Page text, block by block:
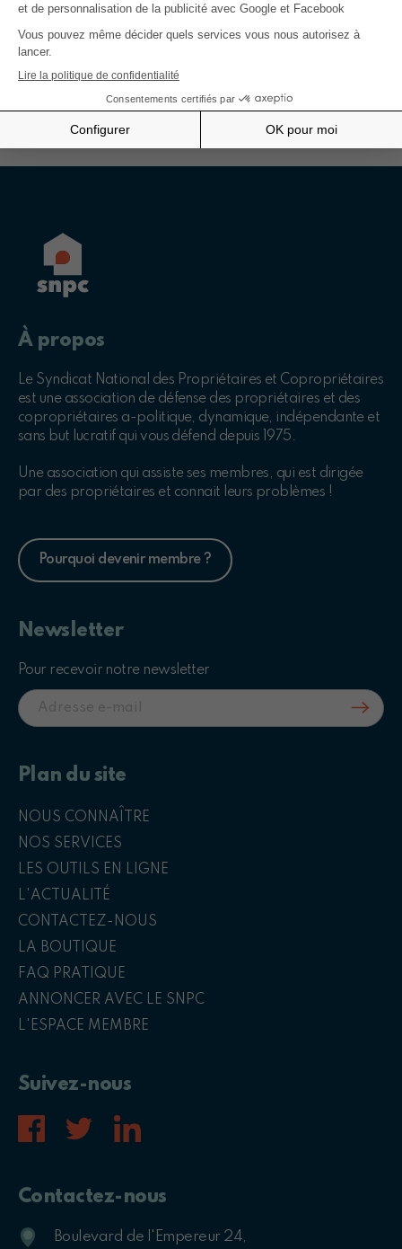
À propos
Le Syndicat National des Propriétaires et Copropriétaires
est une association de défense des propriétaires et des
copropriétaires a-politique, dynamique, indépendante et
sans but lucratif qui vous défend depuis 1975.
Une association qui assiste ses membres, qui est dirigée
par des propriétaires et connait leurs problèmes !
Pourquoi devenir membre ?
Newsletter
Pour recevoir notre newsletter
Suivez-nous
Plan du site
NOUS CONNAÎTRE
NOS SERVICES
LES OUTILS EN LIGNE
L'ACTUALITÉ
CONTACTEZ-NOUS
LA BOUTIQUE
FAQ PRATIQUE
ANNONCER AVEC LE SNPC
L'ESPACE MEMBRE
Contactez-nous
Boulevard de l'Empereur 24,